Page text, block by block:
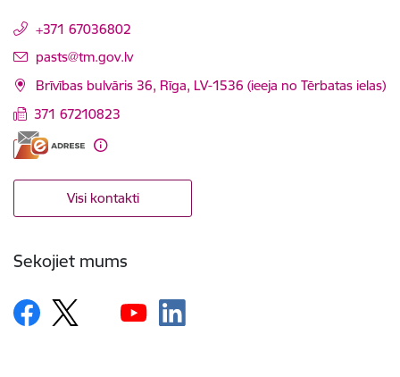
+371 67036802
E-pasts:
pasts@tm.gov.lv
Brīvības bulvāris 36, Rīga, LV-1536 (ieeja no Tērbatas ielas)
371 67210823
Visi kontakti
Sekojiet mums